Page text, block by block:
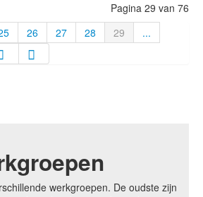
Pagina 29 van 76
26 27 28 29
...
werkgroepen. De oudste zijn